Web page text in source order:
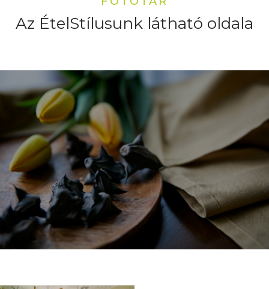
Az ÉtelStílusunk látható oldala